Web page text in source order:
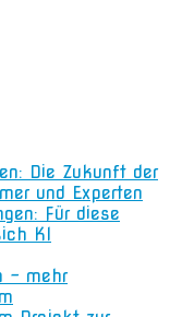
Die Zukunft der
und Experten
Für diese
KI
– mehr